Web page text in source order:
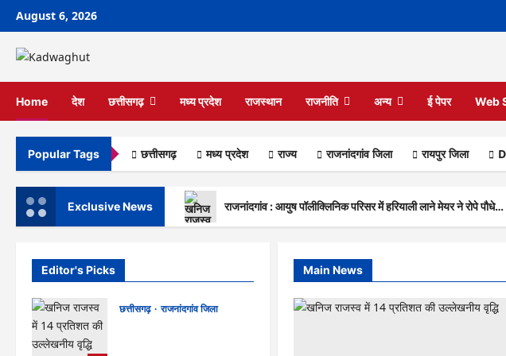
Skip
content
August 6, 2026
Home देश छत्तीसगढ़ मध्य प्रदेश राजस्थान राजनीति अन्य ई पेपर Web
Popular Tags छत्तीसगढ़ मध्य प्रदेश राज्‍य राजनांदगांव जिला रायपुर जिला
Exclusive News राजनांदगांव : आयुष पॉलीक्लिनिक परिसर में हरियाली लाने मेयर ने रोपे पौधे…
Editor's Picks
छत्तीसगढ़
राजनांदगांव जिला
Main News